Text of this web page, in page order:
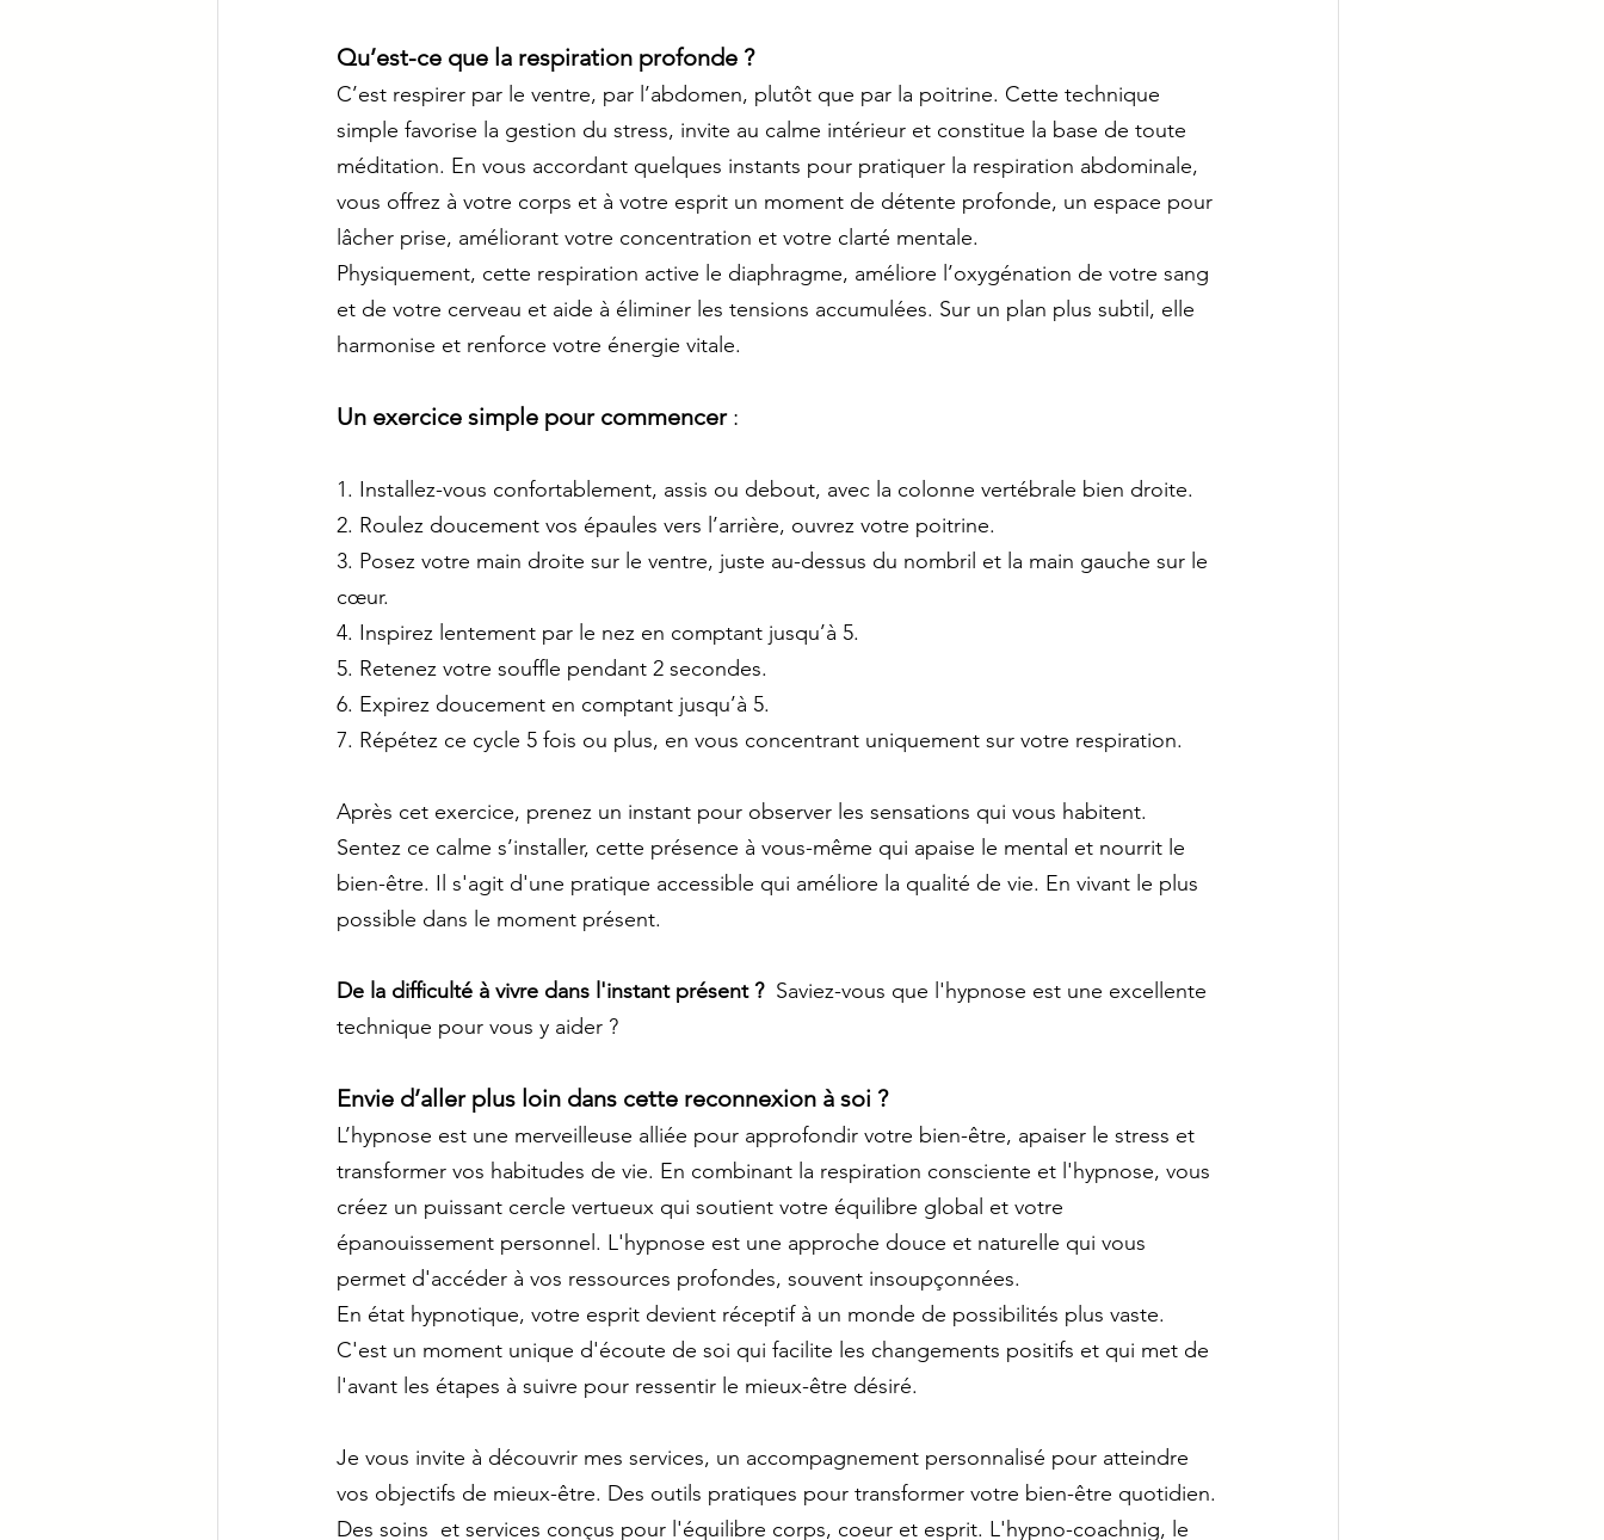
Qu’est-ce que la respiration profonde ?
C’est respirer par le ventre, par l’abdomen, plutôt que par la poitrine. Cette technique
simple favorise la gestion du stress, invite au calme intérieur et constitue la base de toute
méditation. En vous accordant quelques instants pour pratiquer la respiration abdominale,
vous offrez à votre corps et à votre esprit un moment de détente profonde, un espace pour
lâcher prise, améliorant votre concentration et votre clarté mentale.
Physiquement, cette respiration active le diaphragme, améliore l’oxygénation de votre sang
et de votre cerveau et aide à éliminer les tensions accumulées. Sur un plan plus subtil, elle
harmonise et renforce votre énergie vitale.
Un exercice simple pour commencer :
1. Installez-vous confortablement, assis ou debout, avec la colonne vertébrale bien droite.
2. Roulez doucement vos épaules vers l’arrière, ouvrez votre poitrine.
3. Posez votre main droite sur le ventre, juste au-dessus du nombril et la main gauche sur le
cœur.
4. Inspirez lentement par le nez en comptant jusqu’à 5.
5. Retenez votre souffle pendant 2 secondes.
6. Expirez doucement en comptant jusqu’à 5.
7. Répétez ce cycle 5 fois ou plus, en vous concentrant uniquement sur votre respiration.
Après cet exercice, prenez un instant pour observer les sensations qui vous habitent.
Sentez ce calme s’installer, cette présence à vous-même qui apaise le mental et nourrit le
bien-être. Il s'agit d'une pratique accessible qui améliore la qualité de vie. En vivant le plus
possible dans le moment présent.
De la difficulté à vivre dans l'instant présent ? Saviez-vous que l'hypnose est une excellente
technique pour vous y aider ?
Envie d’aller plus loin dans cette reconnexion à soi ?
L’hypnose est une merveilleuse alliée pour approfondir votre bien-être, apaiser le stress et
transformer vos habitudes de vie. En combinant la respiration consciente et l'hypnose, vous
créez un puissant cercle vertueux qui soutient votre équilibre global et votre
épanouissement personnel. L'hypnose est une approche douce et naturelle qui vous
permet d'accéder à vos ressources profondes, souvent insoupçonnées.
En état hypnotique, votre esprit devient réceptif à un monde de possibilités plus vaste.
C'est un moment unique d'écoute de soi qui facilite les changements positifs et qui met de
l'avant les étapes à suivre pour ressentir le mieux-être désiré.
Je vous invite à découvrir mes services, un accompagnement personnalisé pour atteindre
vos objectifs de mieux-être. Des outils pratiques pour transformer votre bien-être quotidien.
Des soins  et services conçus pour l'équilibre corps, coeur et esprit. L'hypno-coachnig, le